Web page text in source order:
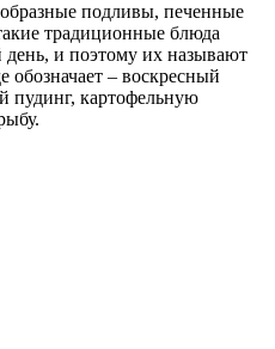
подливы, печенные
традиционные блюда
день, и поэтому их называют
обозначает – воскресный
пудинг, картофельную